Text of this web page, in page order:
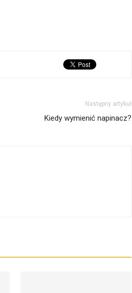
Następny artykuł
Kiedy wymienić napinacz?